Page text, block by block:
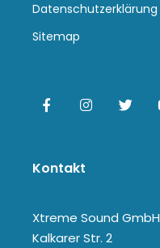
Datenschutzerklärung
Sitemap
Kontakt
Xtreme Sound GmbH
Kalkarer Str. 2